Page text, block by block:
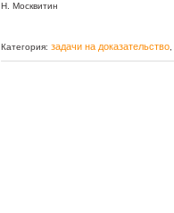
Н. Москвитин
Категория: задачи на доказательство